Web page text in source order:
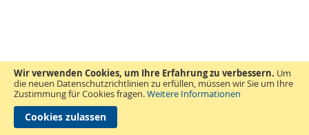
Wir verwenden Cookies, um Ihre Erfahrung zu verbessern. Um
die neuen Datenschutzrichtlinien zu erfüllen, müssen wir Sie um Ihre
Zustimmung für Cookies fragen.Weitere Informationen
Cookies zulassen